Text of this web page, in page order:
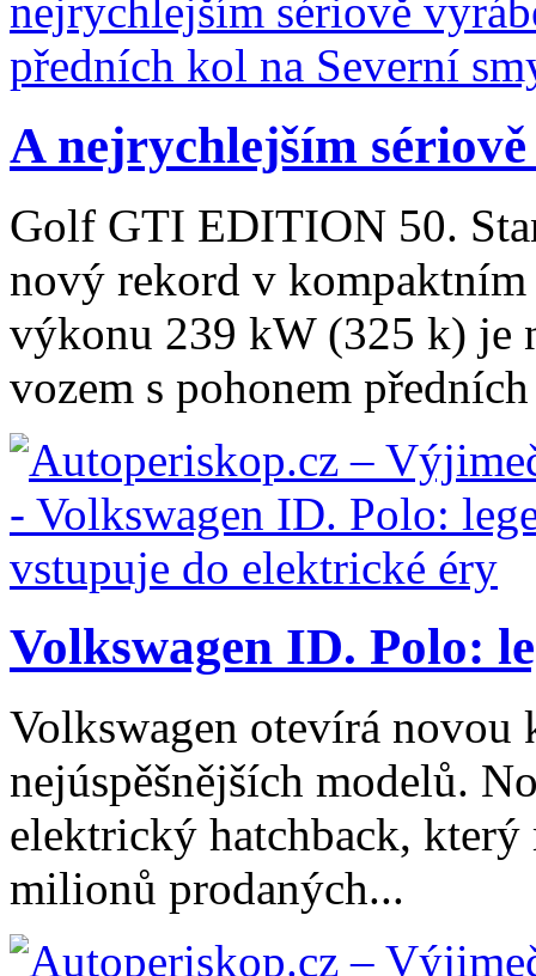
A nejrychlejším
Golf GTI EDITION 50.
nový rekord v
výkonu 239 kW (325 k) je
vozem s pohonem
Volkswagen ID. Polo:
Volkswagen otevírá novou
nejúspěšnějších modelů.
elektrický hatchback, který
milionů prodaných...